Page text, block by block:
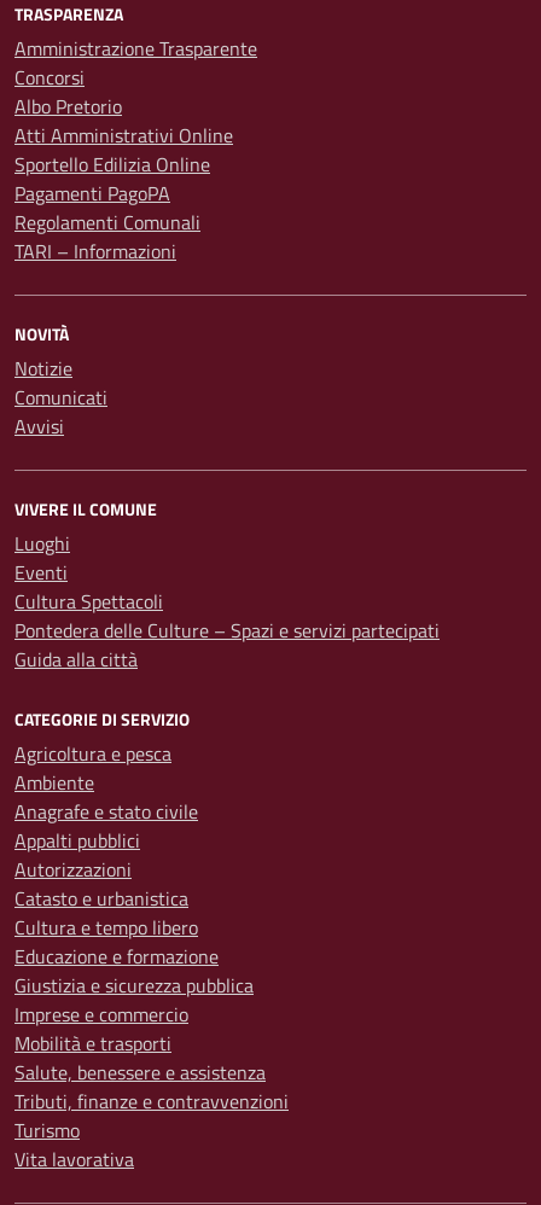
TRASPARENZA
Amministrazione Trasparente
Concorsi
Albo Pretorio
Atti Amministrativi Online
Sportello Edilizia Online
Pagamenti PagoPA
Regolamenti Comunali
TARI – Informazioni
NOVITÀ
Notizie
Comunicati
Avvisi
VIVERE IL COMUNE
Luoghi
Eventi
Cultura Spettacoli
Pontedera delle Culture – Spazi e servizi partecipati
Guida alla città
CATEGORIE DI SERVIZIO
Agricoltura e pesca
Ambiente
Anagrafe e stato civile
Appalti pubblici
Autorizzazioni
Catasto e urbanistica
Cultura e tempo libero
Educazione e formazione
Giustizia e sicurezza pubblica
Imprese e commercio
Mobilità e trasporti
Salute, benessere e assistenza
Tributi, finanze e contravvenzioni
Turismo
Vita lavorativa